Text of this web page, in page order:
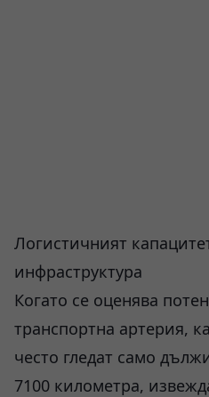
Логистичният
инфраструктура
Когато се оценява
транспортна артерия,
често гледат само
7100 километра,